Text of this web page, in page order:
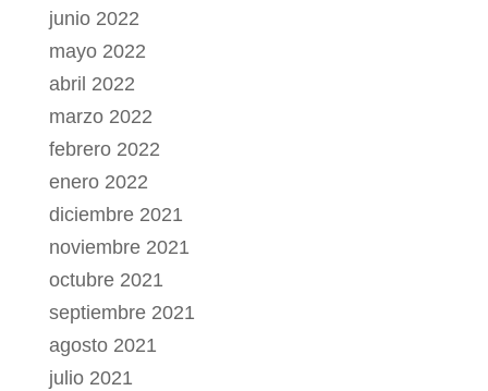
junio 2022
mayo 2022
abril 2022
marzo 2022
febrero 2022
enero 2022
diciembre 2021
noviembre 2021
octubre 2021
septiembre 2021
agosto 2021
julio 2021